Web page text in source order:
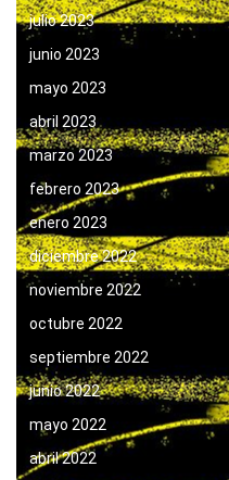
julio 2023
junio 2023
mayo 2023
abril 2023
marzo 2023
febrero 2023
enero 2023
diciembre 2022
noviembre 2022
octubre 2022
septiembre 2022
junio 2022
mayo 2022
abril 2022